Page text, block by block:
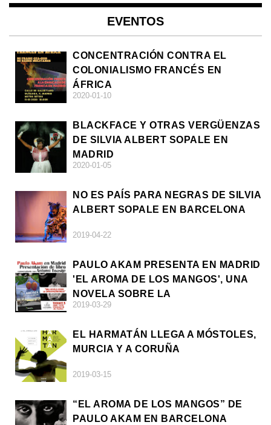
EVENTOS
CONCENTRACIÓN CONTRA EL
COLONIALISMO FRANCÉS EN
ÁFRICA
2020-01-10
BLACKFACE Y OTRAS VERGÜENZAS
DE SILVIA ALBERT SOPALE EN
MADRID
2020-01-05
NO ES PAÍS PARA NEGRAS DE SILVIA
ALBERT SOPALE EN BARCELONA
2019-04-22
PAULO AKAM PRESENTA EN MADRID
'EL AROMA DE LOS MANGOS', UNA
NOVELA SOBRE LA
AFRODESCENDENCIA
2019-03-29
EL HARMATÁN LLEGA A MÓSTOLES,
MURCIA Y A CORUÑA
2019-03-15
“EL AROMA DE LOS MANGOS” DE
PAULO AKAM EN BARCELONA